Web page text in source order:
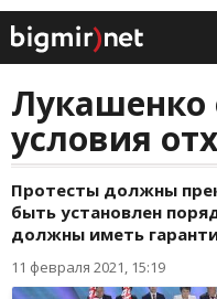
Лукашенко
условия
Протесты должны
быть установлен
должны иметь
11 февраля 2021, 15:19